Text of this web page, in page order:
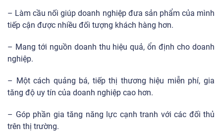
– Làm cầu nối giúp doanh nghiệp đưa sản phẩm của mình
tiếp cận được nhiều đối tượng khách hàng hơn.
– Mang tới nguồn doanh thu hiệu quả, ổn định cho doanh
nghiệp.
– Một cách quảng bá, tiếp thị thương hiệu miễn phí, gia
tăng độ uy tín của doanh nghiệp cao hơn.
– Góp phần gia tăng năng lực cạnh tranh với các đối thủ
trên thị trường.